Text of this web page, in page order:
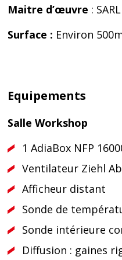
Maitre d’œuvre :
Surface : Environ
Equipements
Salle Workshop
1 AdiaBox NFP
Ventilateur Ziehl
Afficheur distant
Sonde de
Sonde intérieure
Diffusion : gaines